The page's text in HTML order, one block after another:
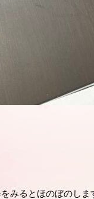
みるとほのぼのしま